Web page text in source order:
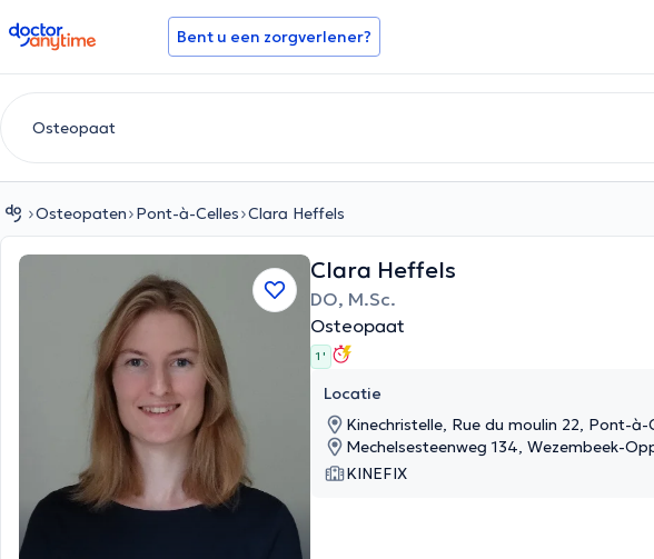
doctoranytime Bent u een zorgverlener?
Osteopaten Pont-à-Celles Clara Heffels
Clara Heffels
DO, M.Sc.
Osteopaat
1 '
Locatie
Kinechristelle, Rue du moulin 22, Pont-à-
Mechelsesteenweg 134, Wezembeek-
KINEFIX